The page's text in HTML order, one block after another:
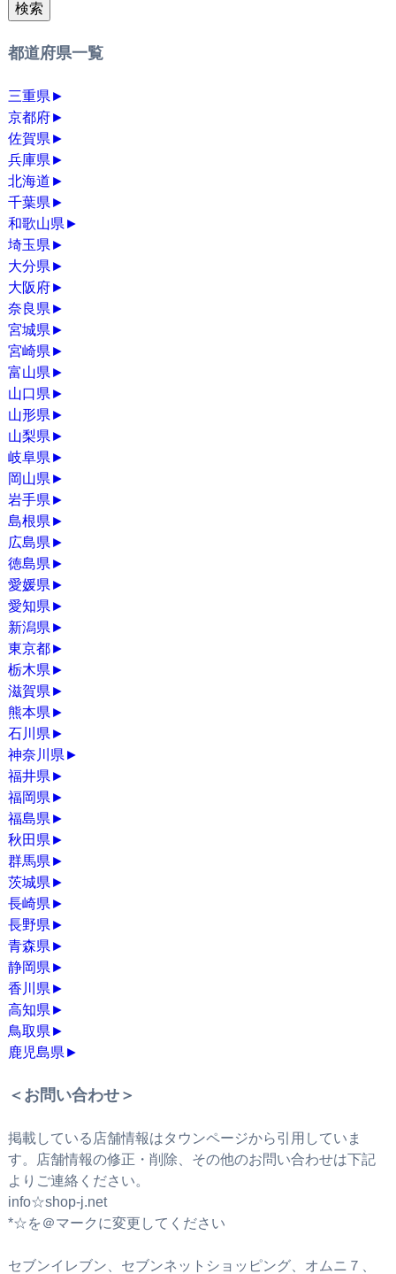
検索
都道府県一覧
三重県 ►
京都府►
佐賀県 ►
兵庫県 ►
北海道 ►
千葉県 ►
和歌山県 ►
埼玉県 ►
大分県 ►
大阪府►
奈良県 ►
宮城県 ►
宮崎県 ►
富山県 ►
山口県 ►
山形県 ►
山梨県 ►
岐阜県 ►
岡山県 ►
岩手県 ►
島根県 ►
広島県 ►
徳島県 ►
愛媛県 ►
愛知県 ►
新潟県 ►
東京都►
栃木県 ►
滋賀県 ►
熊本県 ►
石川県 ►
神奈川県 ►
福井県 ►
福岡県 ►
福島県 ►
秋田県 ►
群馬県 ►
茨城県 ►
長崎県 ►
長野県 ►
青森県 ►
静岡県 ►
香川県 ►
高知県 ►
鳥取県 ►
鹿児島県 ►
＜お問い合わせ＞
掲載している店舗情報はタウンページから引用していま
す。店舗情報の修正・削除、その他のお問い合わせは下記
よりご連絡ください。
info☆shop-j.net
*☆を＠マークに変更してください
セブンイレブン、セブンネットショッピング、オムニ７、